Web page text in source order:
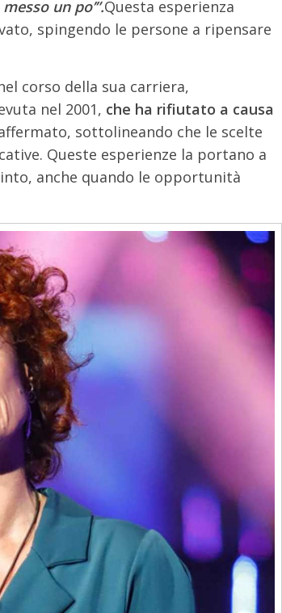
un po’”.Questa esperienza
spingendo le persone a ripensare
corso della sua carriera,
nel 2001, che ha rifiutato a causa
sottolineando che le scelte
Queste esperienze la portano a
anche quando le opportunità